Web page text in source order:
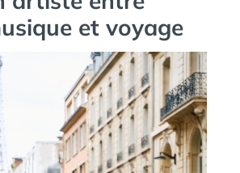
et voyage